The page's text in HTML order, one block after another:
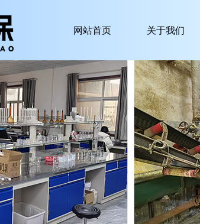
网站首页 关于我们